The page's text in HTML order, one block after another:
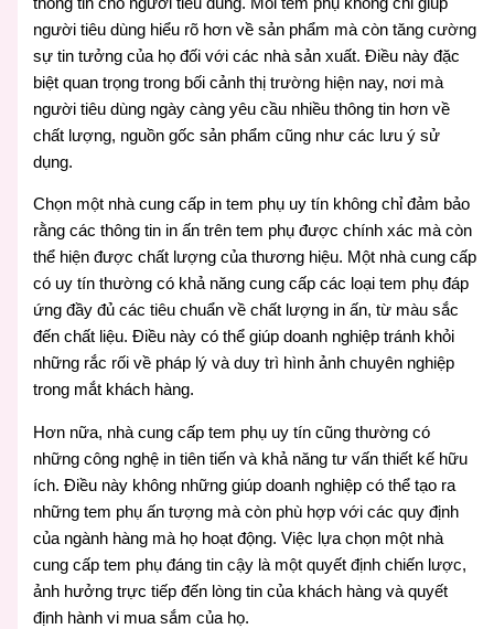
người tiêu dùng hiểu rõ hơn về sản phẩm mà còn tăng cường
sự tin tưởng của họ đối với các nhà sản xuất. Điều này đặc
biệt quan trọng trong bối cảnh thị trường hiện nay, nơi mà
người tiêu dùng ngày càng yêu cầu nhiều thông tin hơn về
chất lượng, nguồn gốc sản phẩm cũng như các lưu ý sử
dụng.
Chọn một nhà cung cấp in tem phụ uy tín không chỉ đảm bảo
rằng các thông tin in ấn trên tem phụ được chính xác mà còn
thể hiện được chất lượng của thương hiệu. Một nhà cung cấp
có uy tín thường có khả năng cung cấp các loại tem phụ đáp
ứng đầy đủ các tiêu chuẩn về chất lượng in ấn, từ màu sắc
đến chất liệu. Điều này có thể giúp doanh nghiệp tránh khỏi
những rắc rối về pháp lý và duy trì hình ảnh chuyên nghiệp
trong mắt khách hàng.
Hơn nữa, nhà cung cấp tem phụ uy tín cũng thường có
những công nghệ in tiên tiến và khả năng tư vấn thiết kế hữu
ích. Điều này không những giúp doanh nghiệp có thể tạo ra
những tem phụ ấn tượng mà còn phù hợp với các quy định
của ngành hàng mà họ hoạt động. Việc lựa chọn một nhà
cung cấp tem phụ đáng tin cậy là một quyết định chiến lược,
ảnh hưởng trực tiếp đến lòng tin của khách hàng và quyết
định hành vi mua sắm của họ.